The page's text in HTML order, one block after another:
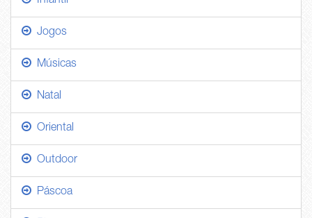
Jogos
Músicas
Natal
Oriental
Outdoor
Páscoa